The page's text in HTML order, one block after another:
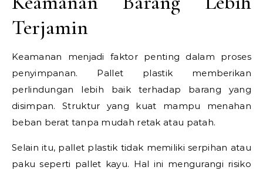
Terjamin
Keamanan menjadi faktor penting dalam proses
penyimpanan. Pallet plastik memberikan
perlindungan lebih baik terhadap barang yang
disimpan. Struktur yang kuat mampu menahan
beban berat tanpa mudah retak atau patah.
Selain itu, pallet plastik tidak memiliki serpihan atau
paku seperti pallet kayu. Hal ini mengurangi risiko